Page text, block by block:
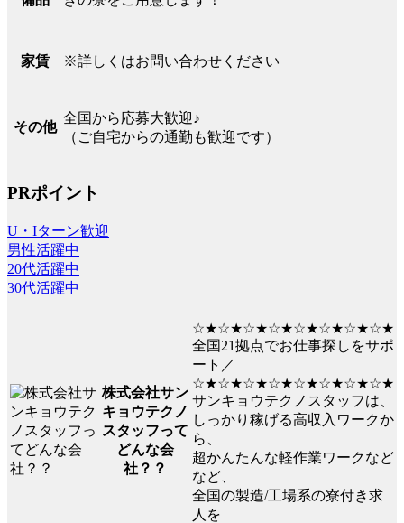
家賃 ※詳しくはお問い合わせください
その他
全国から応募大歓迎♪
（ご自宅からの通勤も歓迎です）
PRポイント
U・Iターン歓迎
男性活躍中
20代活躍中
30代活躍中
株式会社サン
キョウテクノ
スタッフって
どんな会
社？？
☆★☆★☆★☆★☆★☆★☆★☆★
全国21拠点でお仕事探しをサポ
ート／
☆★☆★☆★☆★☆★☆★☆★☆★
サンキョウテクノスタッフは、
しっかり稼げる高収入ワークか
ら、
超かんたんな軽作業ワークなど
など、
全国の製造/工場系の寮付き求
人を